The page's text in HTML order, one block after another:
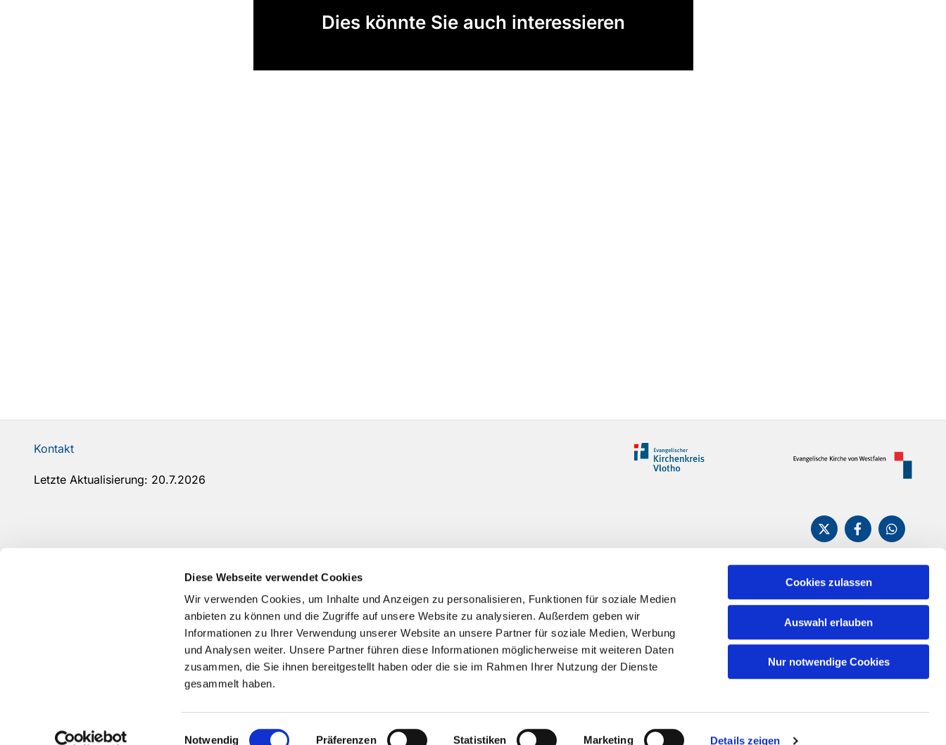
Diese Webseite verwendet Cookies
Wir verwenden Cookies, um Inhalte und Anzeigen zu personalisieren, Funktionen für soziale Medien
anbieten zu können und die Zugriffe auf unsere Website zu analysieren. Außerdem geben wir
Informationen zu Ihrer Verwendung unserer Website an unsere Partner für soziale Medien, Werbung
und Analysen weiter. Unsere Partner führen diese Informationen möglicherweise mit weiteren Daten
zusammen, die Sie ihnen bereitgestellt haben oder die sie im Rahmen Ihrer Nutzung der Dienste
gesammelt haben.
Einwilligungsauswahl
Notwendig Präferenzen Statistiken Marketing Details zeigen
Cookies zulassen
Auswahl erlauben
Nur notwendige Cookies
Dies könnte Sie auch interessieren
Kontakt
Letzte Aktualisierung: 20.7.2026
Impressum Datenschutzerklärung ChurchDesk-Login